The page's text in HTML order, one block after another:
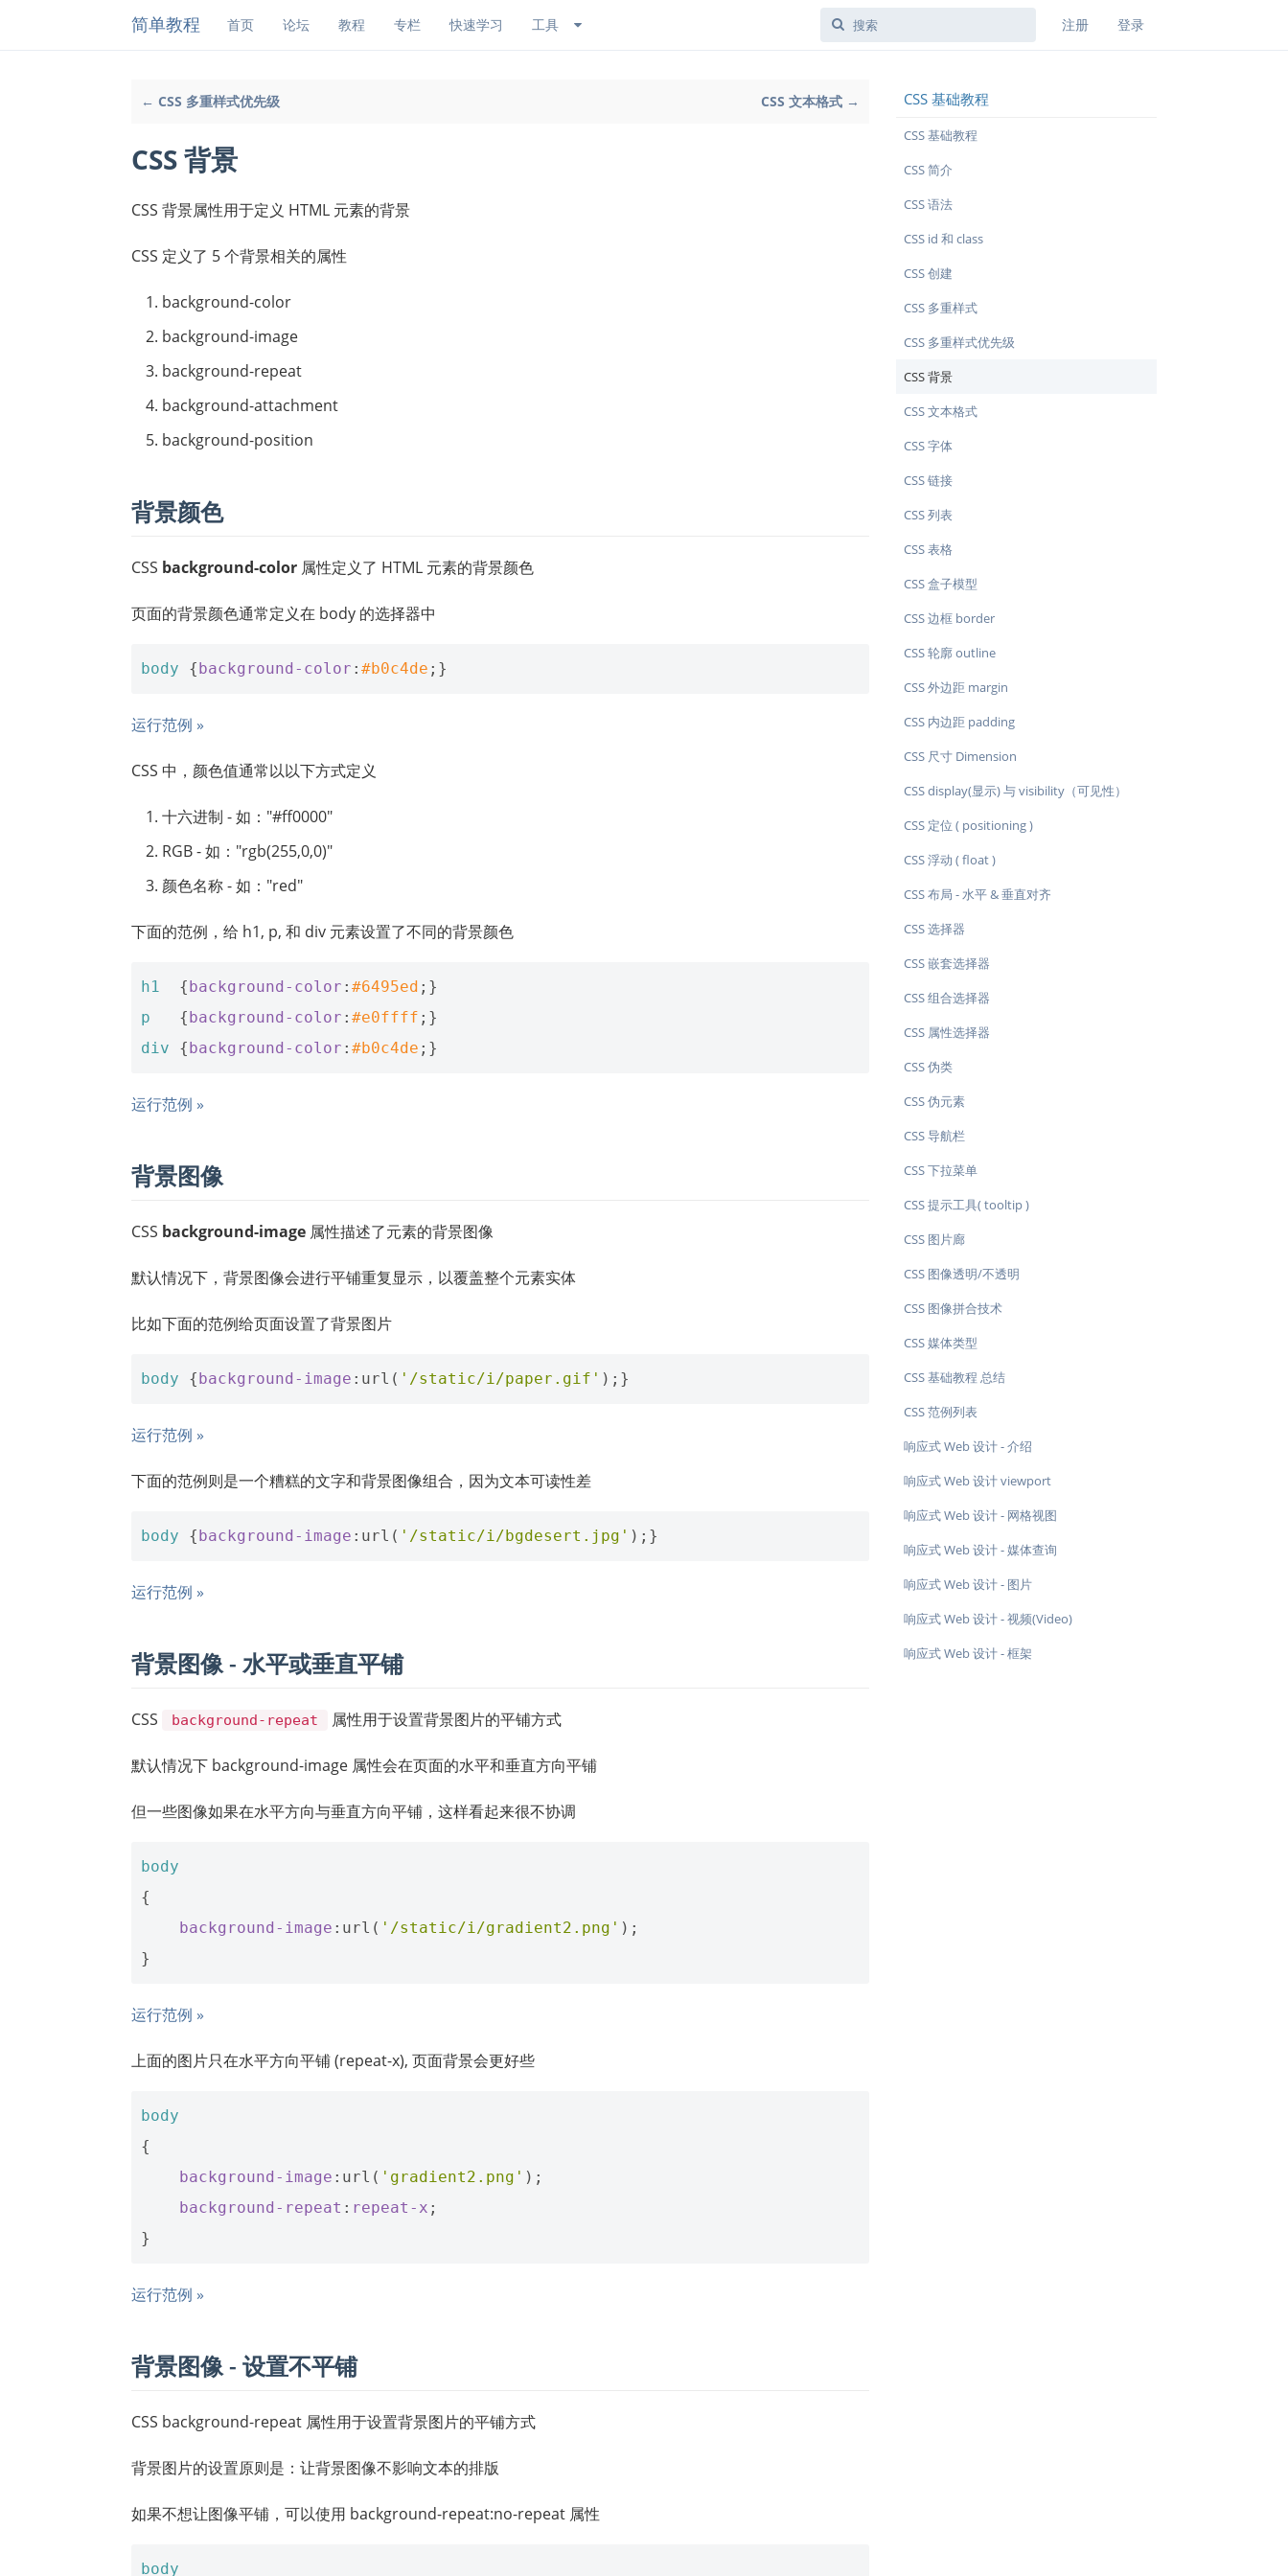
简单教程 首页 论坛 教程 专栏 快速学习 工具 注册 登录
← CSS 多重样式优先级 CSS 文本格式 →
CSS 背景
CSS 背景属性用于定义 HTML 元素的背景
CSS 定义了 5 个背景相关的属性
background-color
background-image
background-repeat
background-attachment
background-position
背景颜色
CSS background-color 属性定义了 HTML 元素的背景颜色
页面的背景颜色通常定义在 body 的选择器中
body {background-color : #b0c4de ;}
运行范例 »
CSS 中，颜色值通常以以下方式定义
十六进制 - 如："#ff0000"
RGB - 如："rgb(255,0,0)"
颜色名称 - 如："red"
下面的范例，给 h1, p, 和 div 元素设置了不同的背景颜色
h1 {background-color : #6495ed ;}
p
{background-color : #e0ffff ;}
div
{background-color : #b0c4de ;}
运行范例 »
背景图像
CSS background-image 属性描述了元素的背景图像
默认情况下，背景图像会进行平铺重复显示，以覆盖整个元素实体
比如下面的范例给页面设置了背景图片
body {background-image : url ( '/static/i/paper.gif' );}
运行范例 »
下面的范例则是一个糟糕的文字和背景图像组合，因为文本可读性差
body {background-image : url ( '/static/i/bgdesert.jpg' );}
运行范例 »
背景图像 - 水平或垂直平铺
CSS background-repeat 属性用于设置背景图片的平铺方式
默认情况下 background-image 属性会在页面的水平和垂直方向平铺
但一些图像如果在水平方向与垂直方向平铺，这样看起来很不协调
body
{
background-image : url ( '/static/i/gradient2.png' );
}
运行范例 »
上面的图片只在水平方向平铺 (repeat-x), 页面背景会更好些
body
{
background-image : url ( 'gradient2.png' );
background-repeat : repeat-x ;
}
运行范例 »
背景图像 - 设置不平铺
CSS background-repeat 属性用于设置背景图片的平铺方式
背景图片的设置原则是：让背景图像不影响文本的排版
如果不想让图像平铺，可以使用 background-repeat:no-repeat 属性
body
CSS 基础教程
CSS 基础教程
CSS 简介
CSS 语法
CSS id 和 class
CSS 创建
CSS 多重样式
CSS 多重样式优先级
CSS 背景
CSS 文本格式
CSS 字体
CSS 链接
CSS 列表
CSS 表格
CSS 盒子模型
CSS 边框 border
CSS 轮廓 outline
CSS 外边距 margin
CSS 内边距 padding
CSS 尺寸 Dimension
CSS display(显示) 与 visibility（可见性）
CSS 定位 ( positioning )
CSS 浮动 ( float )
CSS 布局 - 水平 & 垂直对齐
CSS 选择器
CSS 嵌套选择器
CSS 组合选择器
CSS 属性选择器
CSS 伪类
CSS 伪元素
CSS 导航栏
CSS 下拉菜单
CSS 提示工具( tooltip )
CSS 图片廊
CSS 图像透明/不透明
CSS 图像拼合技术
CSS 媒体类型
CSS 基础教程 总结
CSS 范例列表
响应式 Web 设计 - 介绍
响应式 Web 设计 viewport
响应式 Web 设计 - 网格视图
响应式 Web 设计 - 媒体查询
响应式 Web 设计 - 图片
响应式 Web 设计 - 视频(Video)
响应式 Web 设计 - 框架